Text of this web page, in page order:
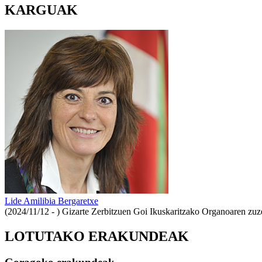
KARGUAK
Lide Amilibia Bergaretxe
(2024/11/12 - ) Gizarte Zerbitzuen Goi Ikuskaritzako Organoaren
LOTUTAKO ERAKUNDEAK